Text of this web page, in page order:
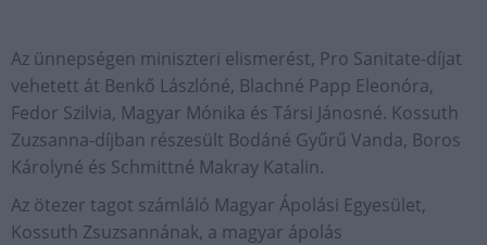
Az ünnepségen miniszteri elismerést, Pro Sanitate-díjat
vehetett át Benkő Lászlóné, Blachné Papp Eleonóra,
Fedor Szilvia, Magyar Mónika és Társi Jánosné. Kossuth
Zuzsanna-díjban részesült Bodáné Gyűrű Vanda, Boros
Károlyné és Schmittné Makray Katalin.
Az ötezer tagot számláló Magyar Ápolási Egyesület,
Kossuth Zsuzsannának, a magyar ápolás